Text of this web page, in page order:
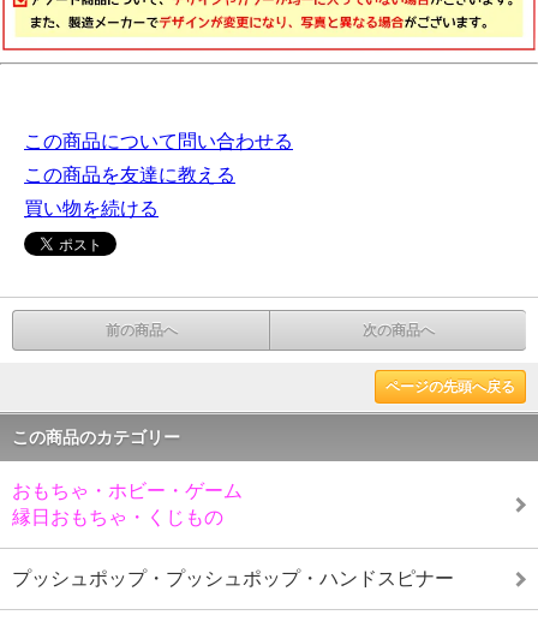
この商品について問い合わせる
この商品を友達に教える
買い物を続ける
前の商品へ 次の商品へ
ページの先頭へ戻る
この商品のカテゴリー
おもちゃ・ホビー・ゲーム
縁日おもちゃ・くじもの
プッシュポップ・プッシュポップ・ハンドスピナー